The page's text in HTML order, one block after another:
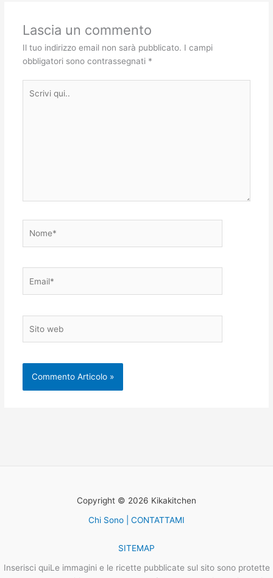
Lascia un commento
Il tuo indirizzo email non sarà pubblicato. I campi
obbligatori sono contrassegnati *
qui..
web
Copyright © 2026 Kikakitchen
Chi Sono | CONTATTAMI
SITEMAP
Inserisci quiLe immagini e le ricette pubblicate sul sito sono protette